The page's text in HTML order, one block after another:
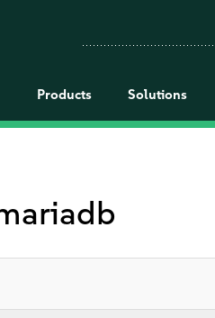
Products Solutions